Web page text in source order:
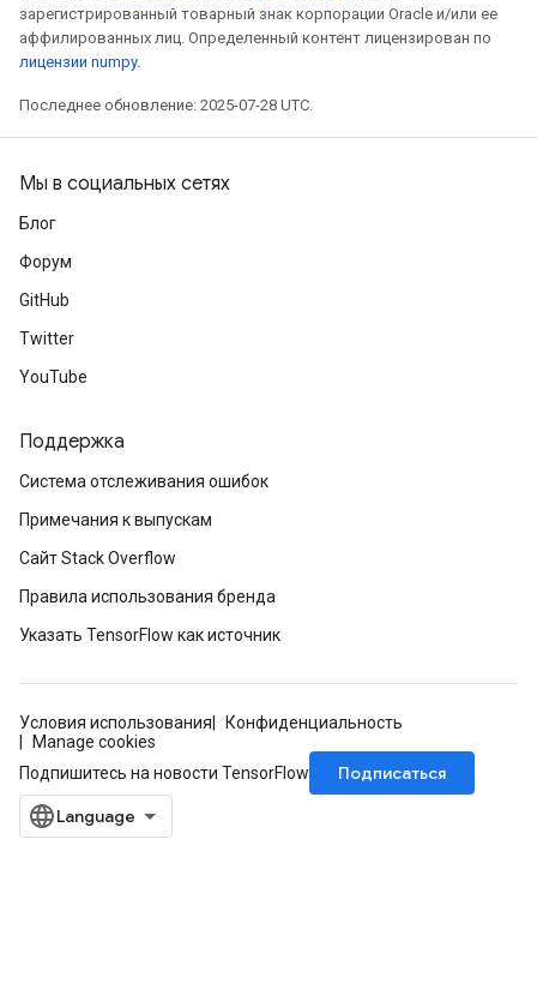
зарегистрированный товарный знак корпорации Oracle и/или ее
аффилированных лиц. Определенный контент лицензирован по
лицензии numpy.
Последнее обновление: 2025-07-28 UTC.
Мы в социальных сетях
Блог
Форум
GitHub
Twitter
YouTube
Поддержка
Система отслеживания ошибок
Примечания к выпускам
Сайт Stack Overflow
Правила использования бренда
Указать TensorFlow как источник
Условия использования
Конфиденциальность
Manage cookies
Подпишитесь на новости TensorFlow
Подписаться